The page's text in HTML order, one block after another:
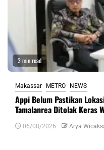
3 min read
Makassar METRO NEWS
Appi Belum Pastikan
Tamalanrea Ditolak Keras
06/08/2026 Arya